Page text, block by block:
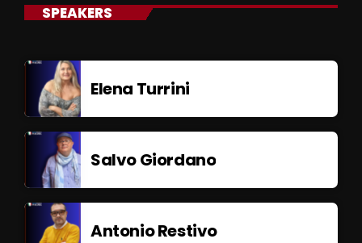
SPEAKERS
Elena Turrini
Salvo Giordano
Antonio Restivo